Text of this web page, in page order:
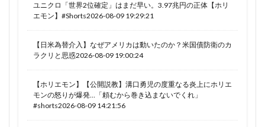
ユニクロ「世界2位確定」はまだ早い。3.97兆円の正体【ホリ
エモン】#Shorts2026-08-09 19:29:21
【日米為替介入】なぜアメリカは動いたのか？米国債防衛のカ
ラクリと思惑2026-08-09 19:00:24
【ホリエモン】【公開説教】溝口勇児の度重なる炎上にホリエ
モンの怒りが爆発…「頼むから巻き込まないでくれ」
#shorts2026-08-09 14:21:56